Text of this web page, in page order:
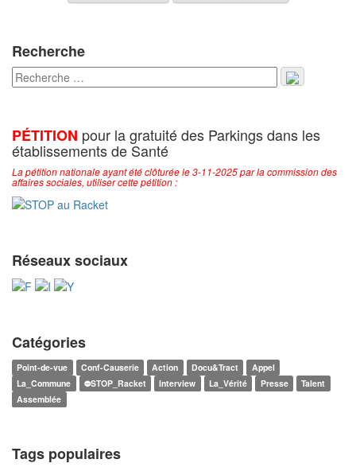
Recherche
PÉTITION pour la gratuité des Parkings dans les
établissements de Santé
La pétition nationale ayant été clôturée le 3-11-2025 par la commission des
affaires sociales, utiliser cette pétition :
Réseaux sociaux
Catégories
Point-de-vue Conf-Causerie Action Docu&Tract
Appel
La_Commune
⛔STOP_Racket Interview La_Vérité Presse
Talent
Assemblée
Tags populaires